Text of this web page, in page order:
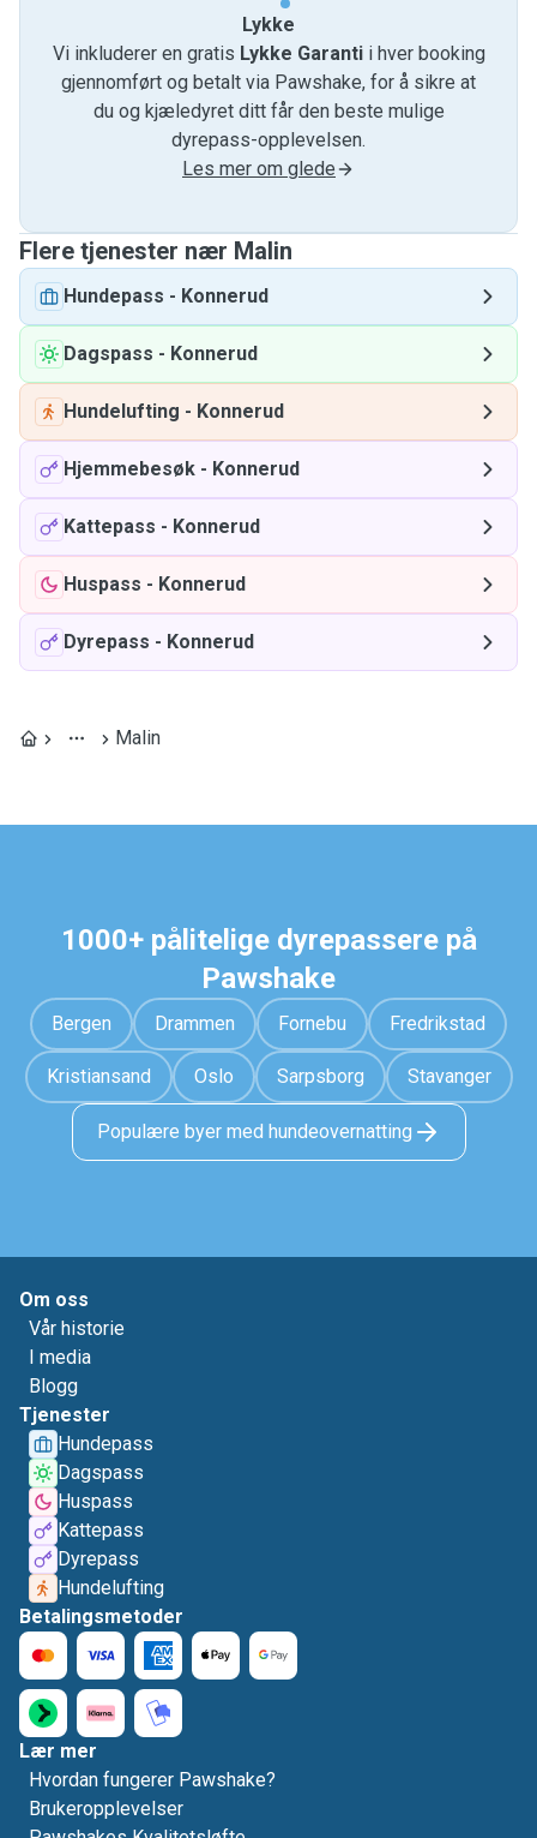
Lykke
Vi inkluderer en gratis Lykke Garantii hver booking
gjennomført og betalt via Pawshake, for å sikre at
du og kjæledyret ditt får den beste mulige
dyrepass-opplevelsen.
Les mer om glede
Flere tjenester nær Malin
Hundepass - Konnerud
Dagspass - Konnerud
Hundelufting - Konnerud
Hjemmebesøk - Konnerud
Kattepass - Konnerud
Huspass - Konnerud
Dyrepass - Konnerud
Malin
1000+ pålitelige dyrepassere på
Pawshake
Bergen Drammen Fornebu Fredrikstad
Kristiansand Oslo Sarpsborg Stavanger
Populære byer med hundeovernatting
Om oss
Vår historie
I media
Blogg
Tjenester
Hundepass
Dagspass
Huspass
Kattepass
Dyrepass
Hundelufting
Betalingsmetoder
Lær mer
Hvordan fungerer Pawshake?
Brukeropplevelser